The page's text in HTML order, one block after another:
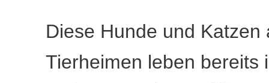
Diese Hunde und
Tierheimen leben bereits